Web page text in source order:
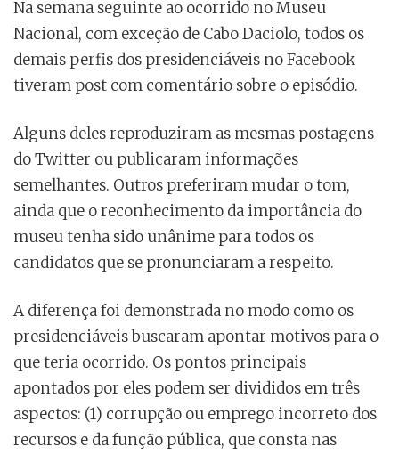
Na semana seguinte ao ocorrido no Museu
Nacional, com exceção de Cabo Daciolo, todos os
demais perfis dos presidenciáveis no Facebook
tiveram post com comentário sobre o episódio.
Alguns deles reproduziram as mesmas postagens
do Twitter ou publicaram informações
semelhantes. Outros preferiram mudar o tom,
ainda que o reconhecimento da importância do
museu tenha sido unânime para todos os
candidatos que se pronunciaram a respeito.
A diferença foi demonstrada no modo como os
presidenciáveis buscaram apontar motivos para o
que teria ocorrido. Os pontos principais
apontados por eles podem ser divididos em três
aspectos: (1) corrupção ou emprego incorreto dos
recursos e da função pública, que consta nas